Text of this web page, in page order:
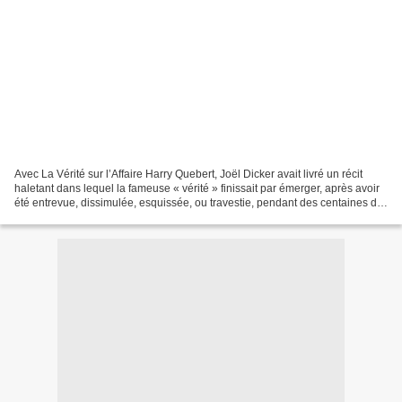
Avec La Vérité sur l’Affaire Harry Quebert, Joël Dicker avait livré un récit
haletant dans lequel la fameuse « vérité » finissait par émerger, après avoir
été entrevue, dissimulée, esquissée, ou travestie, pendant des centaines de